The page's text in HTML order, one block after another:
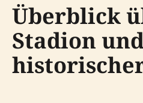
Überblick
Stadion